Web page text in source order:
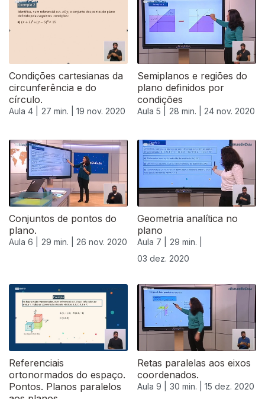
Condições cartesianas da
circunferência e do
círculo.
Aula 4 | 27 min. | 19 nov. 2020
Semiplanos e regiões do
plano definidos por
condições
Aula 5 | 28 min. | 24 nov. 2020
Conjuntos de pontos do
plano.
Aula 6 | 29 min. | 26 nov. 2020
Geometria analítica no
plano
Aula 7 |
29 min. |
03 dez. 2020
Referenciais
ortonormados do espaço.
Pontos. Planos paralelos
Retas paralelas aos eixos
coordenados.
Aula 9 | 30 min. | 15 dez. 2020